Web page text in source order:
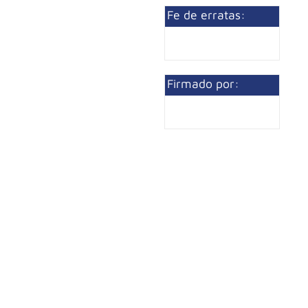
Fe de erratas:
Firmado por: